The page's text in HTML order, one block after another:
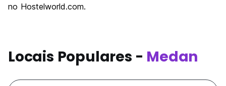
no Hostelworld.com.
Locais Populares - Medan